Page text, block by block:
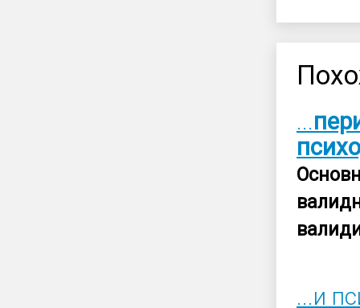
...
...и